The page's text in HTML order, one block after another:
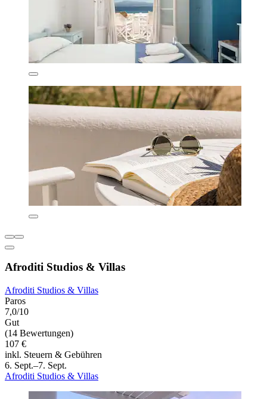
Afroditi Studios & Villas
Afroditi Studios & Villas
Paros
7,0/10
Gut
(14 Bewertungen)
107 €
inkl. Steuern & Gebühren
6. Sept.–7. Sept.
Afroditi Studios & Villas